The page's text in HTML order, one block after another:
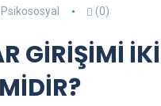
Psikososyal (0)
GİRİŞİMİ